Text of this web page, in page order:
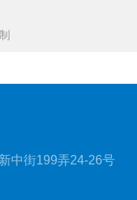
中街199弄24-26号